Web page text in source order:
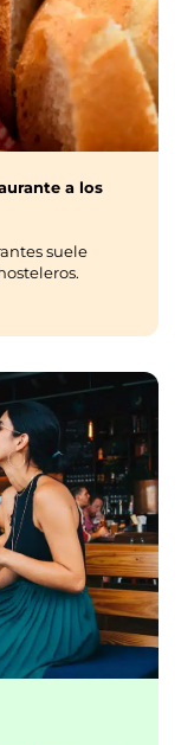
a los
suele